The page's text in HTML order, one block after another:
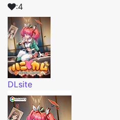
:4
DLsite